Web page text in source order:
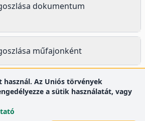
dokumentum
műfajonként
használ. Az Uniós törvények
a sütik használatát, vagy